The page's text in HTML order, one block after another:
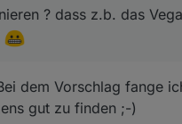
? dass z.b. das
dem Vorschlag fange
gut zu finden ;-)